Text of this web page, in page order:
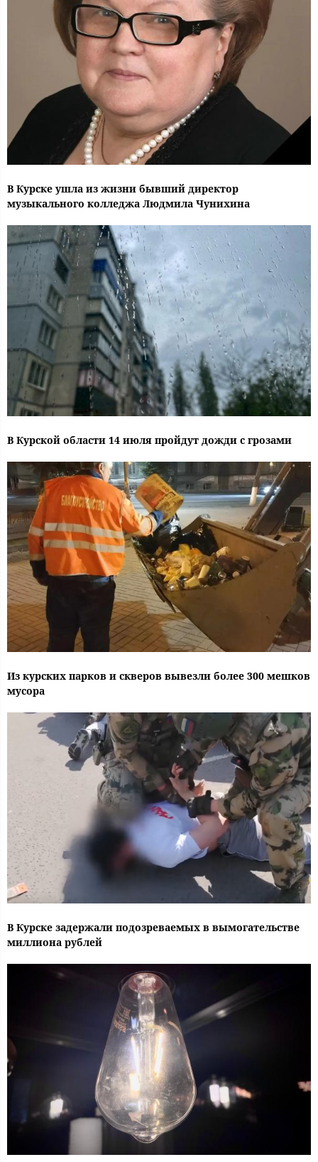
В Курске ушла из жизни бывший директор
музыкального колледжа Людмила Чунихина
В Курской области 14 июля пройдут дожди с грозами
Из курских парков и скверов вывезли более 300 мешков
мусора
В Курске задержали подозреваемых в вымогательстве
миллиона рублей